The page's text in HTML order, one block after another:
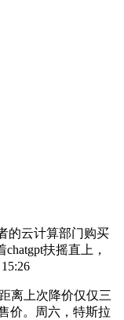
的云计算部门购买
扶摇直上，
离上次降价仅仅三
价。周六，特斯拉